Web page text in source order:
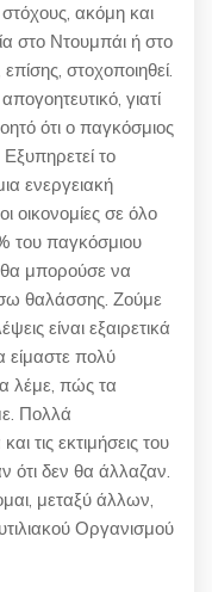
ακόμη και
στο Ντουμπάι ή στο
στοχοποιηθεί.
γιατί
ότι ο παγκόσμιος
το
ενεργειακή
οικονομίες σε όλο
του παγκόσμιου
θα μπορούσε να
θαλάσσης. Ζούμε
είναι εξαιρετικά
είμαστε πολύ
λέμε, πώς τα
Πολλά
τις εκτιμήσεις του
ότι δεν θα άλλαζαν.
μεταξύ άλλων,
Οργανισμού